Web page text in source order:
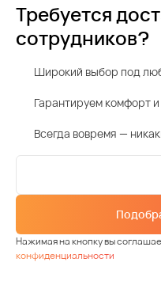
Требуется
сотрудников?
Широкий выбор под
Гарантируем комфорт
Всегда вовремя —
Нажимая на кнопку вы
конфиденциальности